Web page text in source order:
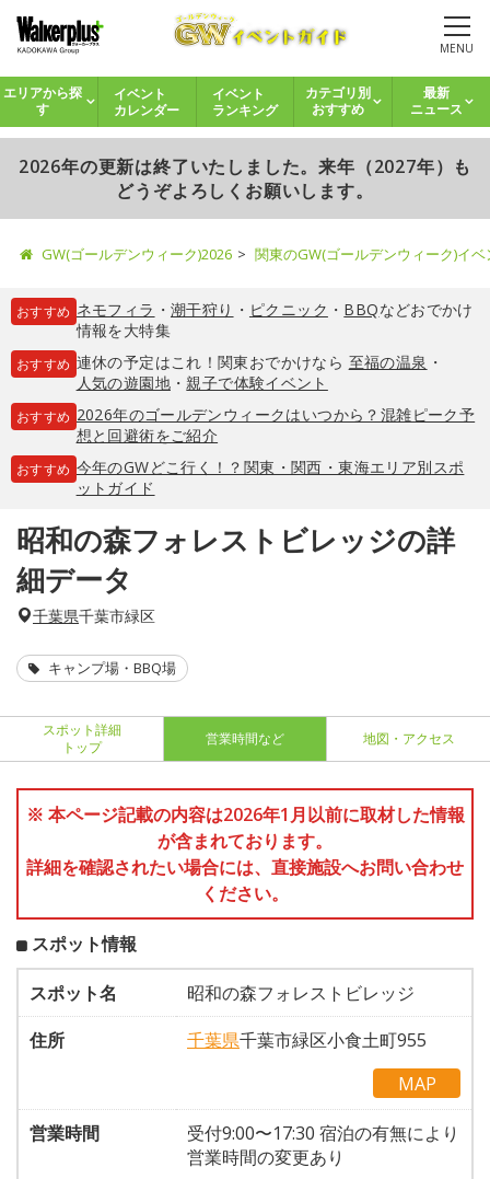
MENU
エリアから探
す
イベント
カレンダー
イベント
ランキング
カテゴリ別
おすすめ
最新
ニュース
2026年の更新は終了いたしました。来年（2027年）も
どうぞよろしくお願いします。
GW(ゴールデンウィーク)2026 関東のGW(ゴールデンウィーク)イ
おすすめ ネモフィラ ・ 潮干狩り ・ ピクニック ・ BBQなどおでかけ
情報を大特集
おすすめ 連休の予定はこれ！関東おでかけなら 至福の温泉 ・
人気の遊園地・親子で体験イベント
おすすめ 2026年のゴールデンウィークはいつから？混雑ピーク予
想と回避術をご紹介
おすすめ 今年のGWどこ行く！？関東・関西・東海エリア別スポ
ットガイド
昭和の森フォレストビレッジの詳
細データ
千葉県千葉市緑区
キャンプ場・BBQ場
スポット詳細
トップ
営業時間など 地図・アクセス
※ 本ページ記載の内容は2026年1月以前に取材した情報
が含まれております。
詳細を確認されたい場合には、直接施設へお問い合わせ
ください。
スポット情報
スポット名
昭和の森フォレストビレッジ
住所
千葉県千葉市緑区小食土町955
MAP
営業時間
受付9:00〜17:30 宿泊の有無により
営業時間の変更あり